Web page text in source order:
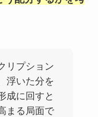
リプション
浮いた分を
成に回すと
まる局面で